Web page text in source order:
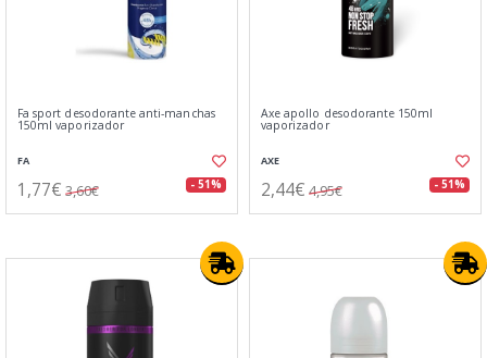
Fa sport desodorante anti-manchas
150ml vaporizador
FA
1,77€ 3,60€ - 51%
Axe apollo desodorante 150ml
vaporizador
AXE
2,44€ 4,95€ - 51%